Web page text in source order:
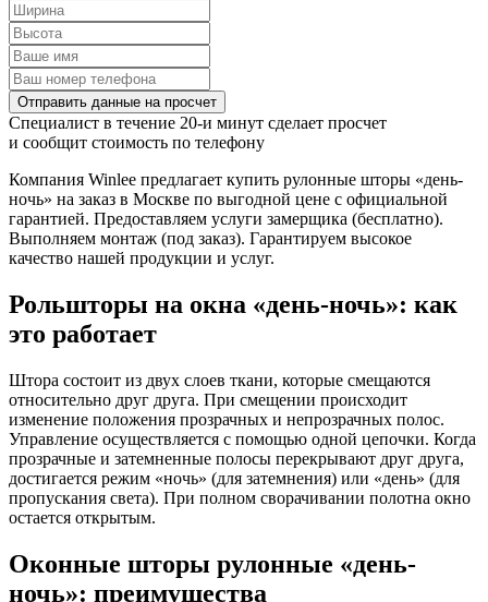
Отправить данные на просчет
Специалист в течение 20-и минут сделает просчет
и сообщит стоимость по телефону
Компания Winlee предлагает купить рулонные шторы «день-
ночь» на заказ в Москве по выгодной цене с официальной
гарантией. Предоставляем услуги замерщика (бесплатно).
Выполняем монтаж (под заказ). Гарантируем высокое
качество нашей продукции и услуг.
Рольшторы на окна «день-ночь»: как
это работает
Штора состоит из двух слоев ткани, которые смещаются
относительно друг друга. При смещении происходит
изменение положения прозрачных и непрозрачных полос.
Управление осуществляется с помощью одной цепочки. Когда
прозрачные и затемненные полосы перекрывают друг друга,
достигается режим «ночь» (для затемнения) или «день» (для
пропускания света). При полном сворачивании полотна окно
остается открытым.
Оконные шторы рулонные «день-
ночь»: преимущества